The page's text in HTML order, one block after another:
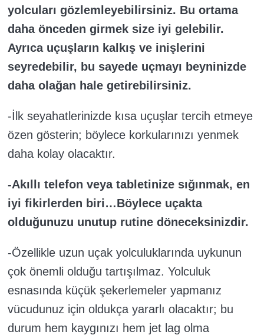
yolcuları gözlemleyebilirsiniz. Bu ortama
daha önceden girmek size iyi gelebilir.
Ayrıca uçuşların kalkış ve inişlerini
seyredebilir, bu sayede uçmayı beyninizde
daha olağan hale getirebilirsiniz.
-İlk seyahatlerinizde kısa uçuşlar tercih etmeye
özen gösterin; böylece korkularınızı yenmek
daha kolay olacaktır.
-Akıllı telefon veya tabletinize sığınmak, en
iyi fikirlerden biri…Böylece uçakta
olduğunuzu unutup rutine döneceksinizdir.
-Özellikle uzun uçak yolculuklarında uykunun
çok önemli olduğu tartışılmaz. Yolculuk
esnasında küçük şekerlemeler yapmanız
vücudunuz için oldukça yararlı olacaktır; bu
durum hem kaygınızı hem jet lag olma